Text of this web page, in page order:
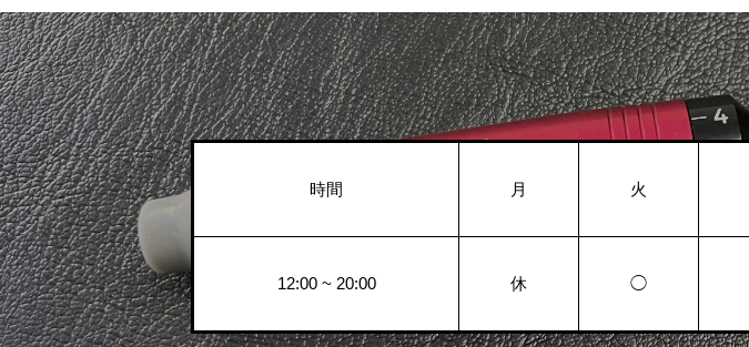
時間 月 火
12:00 ~ 20:00 休 ◯